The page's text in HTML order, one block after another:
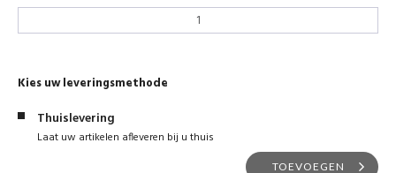
Kies uw leveringsmethode
Thuislevering
Laat uw artikelen afleveren bij u thuis
TOEVOEGEN